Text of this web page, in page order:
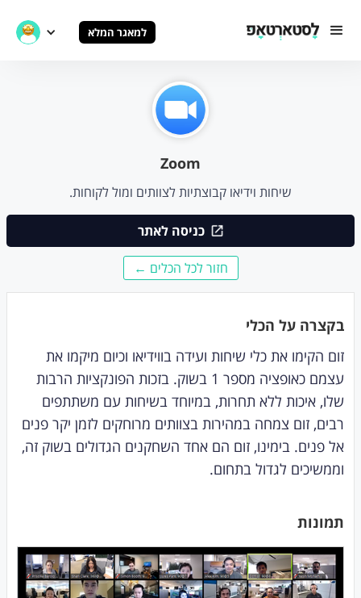
למאגר המלא
Zoom
שיחות וידיאו קבוצתיות לצוותים ומול לקוחות.
כניסה לאתר
חזור לכל הכלים ←
בקצרה על הכלי
זום הקימו את כלי שיחות ועידה בווידיאו וכיום מיקמו את
עצמם כאופציה מספר 1 בשוק. בזכות הפונקציות הרבות
שלו, איכות ללא תחרות, במיוחד בשיחות עם משתתפים
רבים, זום צמחה במהירות בצוותים מרוחקים לזמן יקר פנים
אל פנים. בימינו, זום הם אחד השחקנים הגדולים בשוק זה,
וממשיכים לגדול בתחום.
תמונות